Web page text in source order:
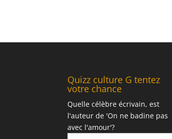
Quizz culture G tentez
votre chance
Quelle célèbre écrivain, est
l'auteur de 'On ne badine pas
avec l'amour'?